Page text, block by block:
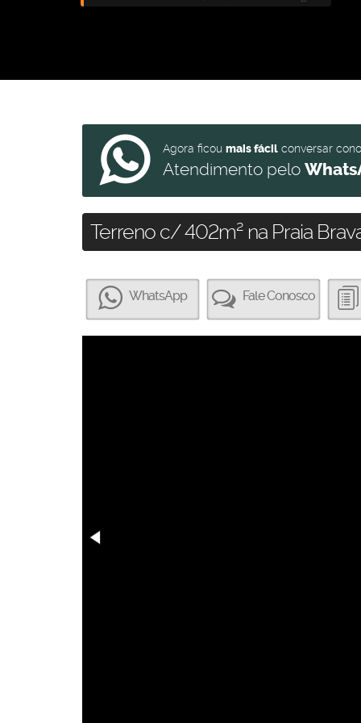
Agora ficou mais fácil conversar
Atendimento pelo
Terreno c/ 402m² na Praia
WhatsApp Fale Conosco